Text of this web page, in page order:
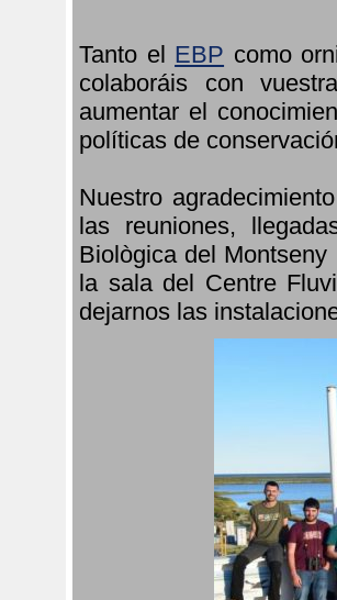
Tanto el EBP como
colaboráis con
aumentar el
políticas de
Nuestro
las reuniones,
Biològica del
la sala del Centre
dejarnos las